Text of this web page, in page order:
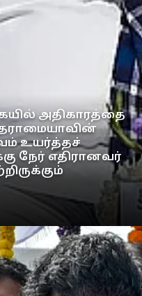
அதிகாரத்தை
உயர்த்தச்
நேர் எதிரானவர்